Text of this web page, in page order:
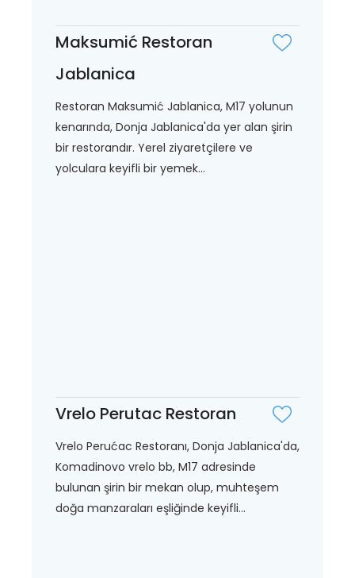
Maksumić Restoran
Jablanica
Restoran Maksumić Jablanica, M17 yolunun
kenarında, Donja Jablanica'da yer alan şirin
bir restorandır. Yerel ziyaretçilere ve
yolculara keyifli bir yemek...
Vrelo Perutac Restoran
Vrelo Perućac Restoranı, Donja Jablanica'da,
Komadinovo vrelo bb, M17 adresinde
bulunan şirin bir mekan olup, muhteşem
doğa manzaraları eşliğinde keyifli...